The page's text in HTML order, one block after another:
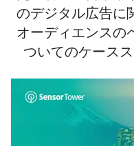
のデジタル広告に
オーディエンスの
ついてのケース